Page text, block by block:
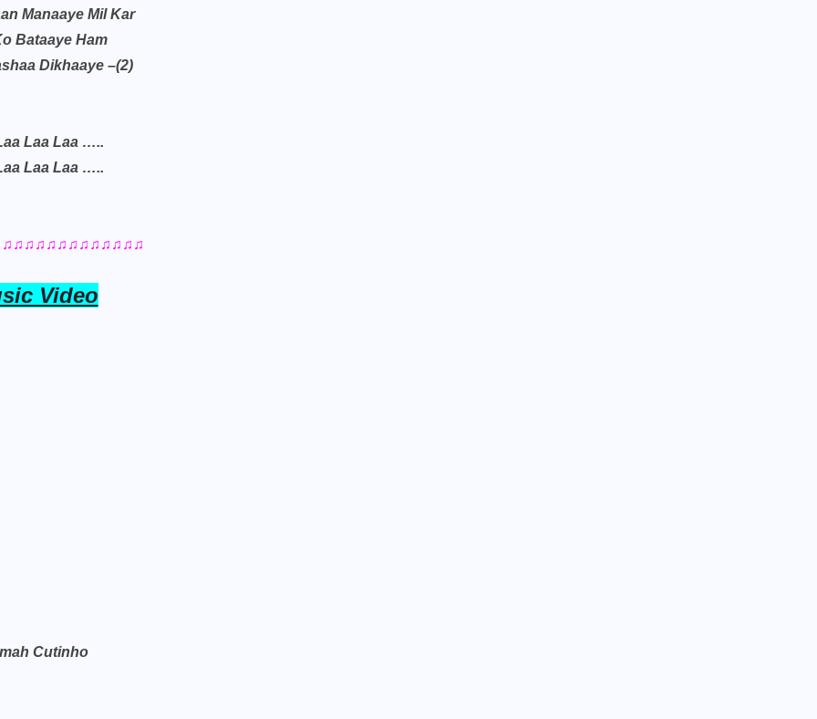
Manaaye Mil Kar
Bataaye Ham
Dikhaaye –(2)
Laa Laa …..
Laa Laa …..
Video
Cutinho